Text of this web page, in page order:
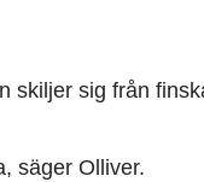
skiljer sig från
säger Olliver.